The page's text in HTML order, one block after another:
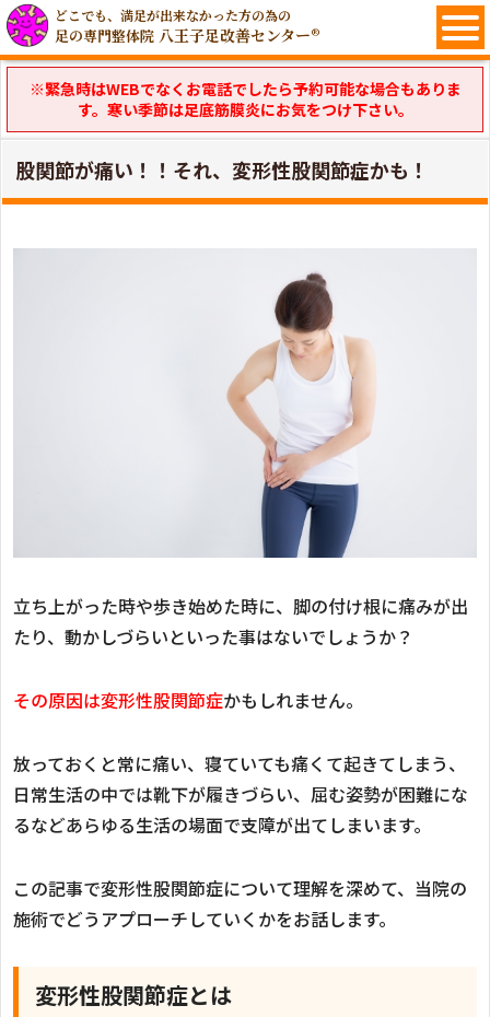
どこでも、満足が出来なかった方の為の
足の専門整体院 八王子足改善センター®
※緊急時はWEBでなくお電話でしたら予約可能な場合もありま
す。寒い季節は足底筋膜炎にお気をつけ下さい。
股関節が痛い！！それ、変形性股関節症かも！
立ち上がった時や歩き始めた時に、脚の付け根に痛みが出
たり、動かしづらいといった事はないでしょうか？
その原因は変形性股関節症かもしれません。
放っておくと常に痛い、寝ていても痛くて起きてしまう、
日常生活の中では靴下が履きづらい、屈む姿勢が困難にな
るなどあらゆる生活の場面で支障が出てしまいます。
この記事で変形性股関節症について理解を深めて、当院の
施術でどうアプローチしていくかをお話します。
変形性股関節症とは